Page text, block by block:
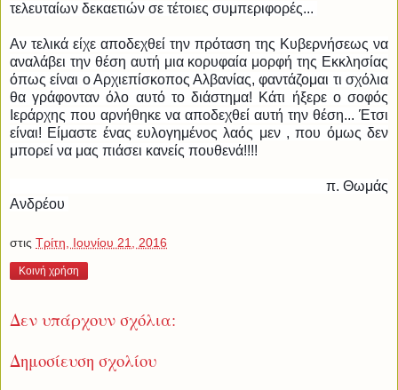
τελευταίων δεκαετιών σε τέτοιες συμπεριφορές...
Αν τελικά είχε αποδεχθεί την πρόταση της Κυβερνήσεως να
αναλάβει την θέση αυτή μια κορυφαία μορφή της Εκκλησίας
όπως είναι ο Αρχιεπίσκοπος Αλβανίας, φαντάζομαι τι σχόλια
θα γράφονταν όλο αυτό το διάστημα! Κάτι ήξερε ο σοφός
Ιεράρχης που αρνήθηκε να αποδεχθεί αυτή την θέση... Έτσι
είναι! Είμαστε ένας ευλογημένος λαός μεν , που όμως δεν
μπορεί να μας πιάσει κανείς πουθενά!!!!
π. Θωμάς
Ανδρέου
στις Τρίτη, Ιουνίου 21, 2016
Κοινή χρήση
Δεν υπάρχουν σχόλια:
Δημοσίευση σχολίου